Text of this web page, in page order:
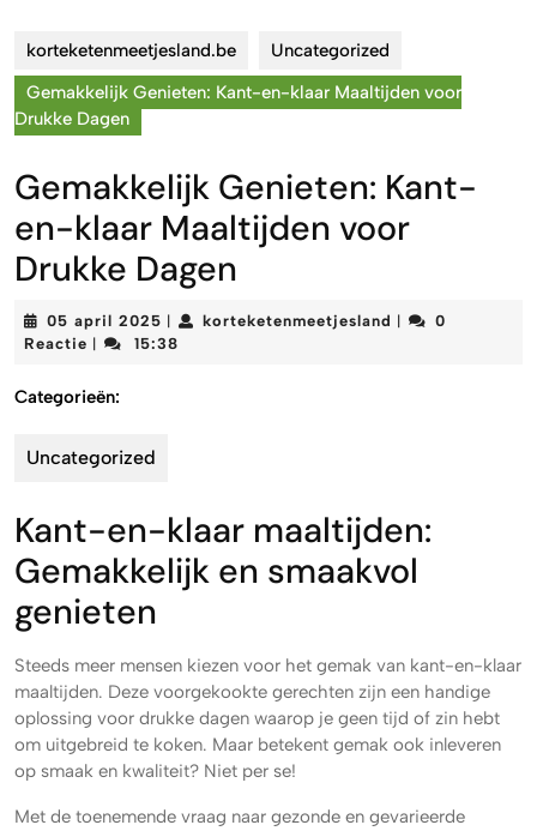
korteketenmeetjesland.be
Uncategorized
Gemakkelijk Genieten: Kant-en-klaar Maaltijden voor
Drukke Dagen
Gemakkelijk Genieten: Kant-
en-klaar Maaltijden voor
Drukke Dagen
05 april 2025 05
april
korteketenmeetjesland
0
Reactie
15:38
Categorieën:
Uncategorized
Kant-en-klaar maaltijden:
Gemakkelijk en smaakvol
genieten
Steeds meer mensen kiezen voor het gemak van kant-en-klaar
maaltijden. Deze voorgekookte gerechten zijn een handige
oplossing voor drukke dagen waarop je geen tijd of zin hebt
om uitgebreid te koken. Maar betekent gemak ook inleveren
op smaak en kwaliteit? Niet per se!
Met de toenemende vraag naar gezonde en gevarieerde